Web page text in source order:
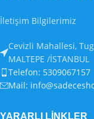
İletişim Bilgilerimiz
Cevizli Mahallesi,
MALTEPE /İSTANBUL
Telefon: 5309067157
Mail:
YARARLI LİNKLER